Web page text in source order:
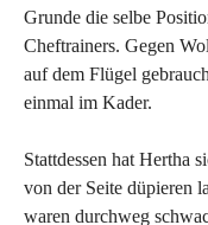
Grunde die selbe
Cheftrainers. Gegen
auf dem Flügel
einmal im Kader.
Stattdessen hat Hertha
von der Seite düpieren
waren durchweg